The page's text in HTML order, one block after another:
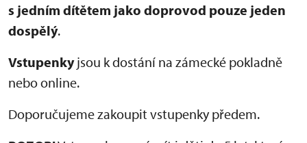
s jedním dítětem jako doprovod pouze jeden
dospělý.
Vstupenkyjsou k dostání na zámecké pokladně
nebo online.
Doporučujeme zakoupit vstupenky předem.